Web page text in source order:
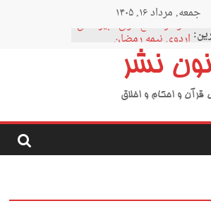
جمعه, مرداد ۱۶, ۱۴۰۵
نمودار مقطع فوق دبیرستان
اردوی نیمه رمضان
اردوی نیمه شعبان
اردوی غدیرنشر
و احکام و اخلاق